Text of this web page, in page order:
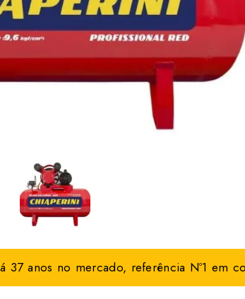
37 anos no mercado, referência Nº1 em